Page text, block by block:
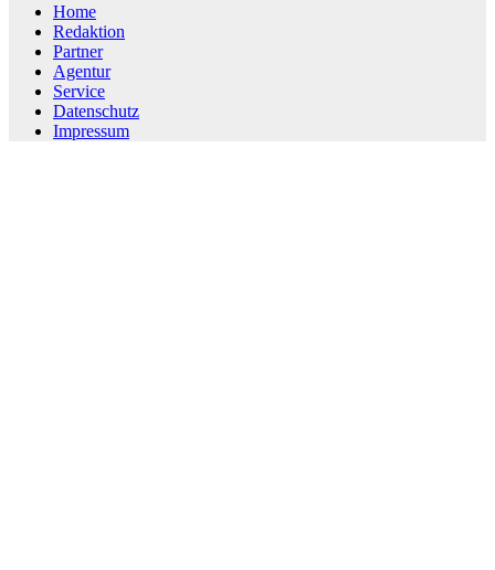
Home
Redaktion
Partner
Agentur
Service
Datenschutz
Impressum